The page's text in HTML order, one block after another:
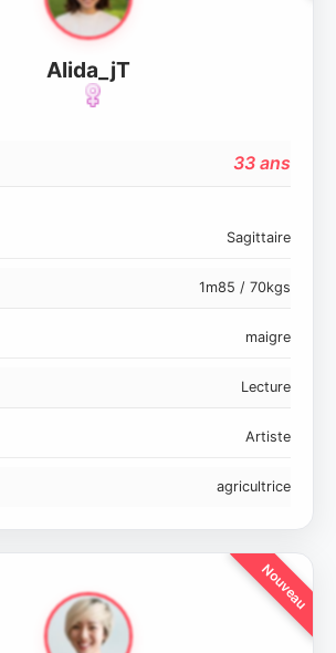
Alida_jT
33 ans
Sagittaire
1m85 / 70kgs
maigre
Lecture
Artiste
agricultrice